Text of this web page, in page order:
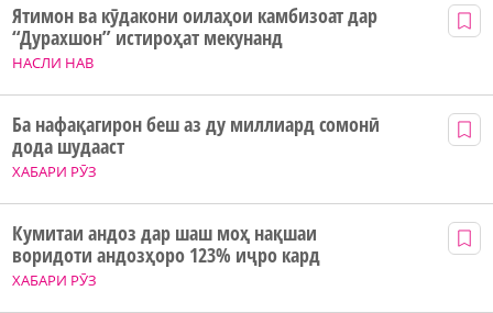
НАСЛИ НАВ
Ятимон ва кӯдакони оилаҳои камбизоат дар
“Дурахшон” истироҳат мекунанд
ХАБАРИ РӮЗ
Ба нафақагирон беш аз ду миллиард сомонӣ
дода шудааст
ХАБАРИ РӮЗ
Кумитаи андоз дар шаш моҳ нақшаи
воридоти андозҳоро 123% иҷро кард